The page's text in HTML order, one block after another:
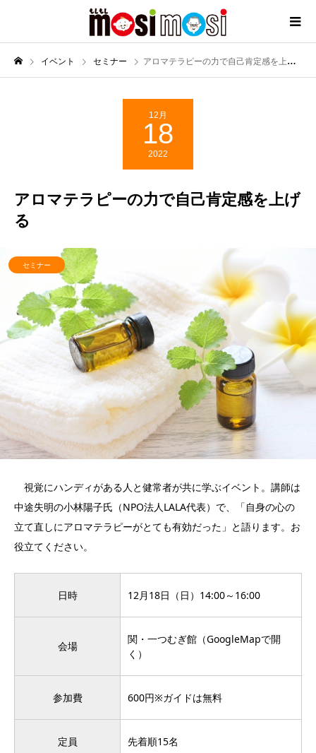
イベント セミナー アロマテラピーの力で自己肯定感を上げる
12月
18
2022
アロマテラピーの力で自己肯定感を上げ
る
セミナー
視覚にハンディがある人と健常者が共に学ぶイベント。講師は
中途失明の小林陽子氏（NPO法人LALA代表）で、「自身の心の
立て直しにアロマテラピーがとても有効だった」と語ります。お
役立てください。
日時 12月18日（日）14:00～16:00
会場
関・一つむぎ館（GoogleMapで開
く ）
参加費 600円※ガイドは無料
定員 先着順15名